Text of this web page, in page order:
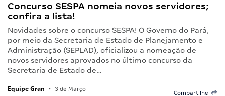
Concurso SESPA nomeia novos servidores;
confira a lista!
Novidades sobre o concurso SESPA! O Governo do Pará,
por meio da Secretaria de Estado de Planejamento e
Administração (SEPLAD), oficializou a nomeação de
novos servidores aprovados no último concurso da
Secretaria de Estado de…
Equipe Gran • 3 de Março
Compartilhe